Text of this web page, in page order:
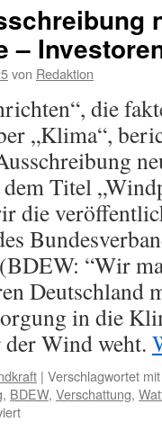
–
von Redaktion
die
„Klima“,
Titel
die
“Wir
Deutschland
in die
Wind weht.
| Verschlagwortet mit
, BDEW, Verschattung,
für